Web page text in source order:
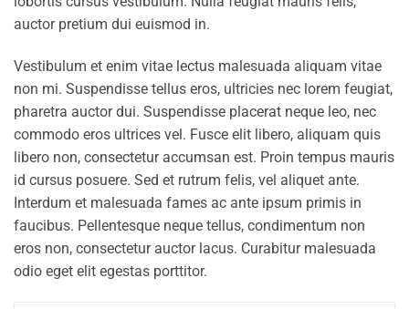
auctor pretium dui euismod in.
Vestibulum et enim vitae lectus malesuada aliquam vitae
non mi. Suspendisse tellus eros, ultricies nec lorem feugiat,
pharetra auctor dui. Suspendisse placerat neque leo, nec
commodo eros ultrices vel. Fusce elit libero, aliquam quis
libero non, consectetur accumsan est. Proin tempus mauris
id cursus posuere. Sed et rutrum felis, vel aliquet ante.
Interdum et malesuada fames ac ante ipsum primis in
faucibus. Pellentesque neque tellus, condimentum non
eros non, consectetur auctor lacus. Curabitur malesuada
odio eget elit egestas porttitor.